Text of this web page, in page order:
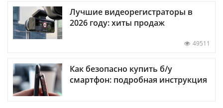
Лучшие видеорегистраторы в
2026 году: хиты продаж
49511
Как безопасно купить б/у
смартфон: подробная инструкция